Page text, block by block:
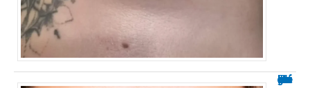
Prix de la chirurgie de la poche sous les yeux : infos clés